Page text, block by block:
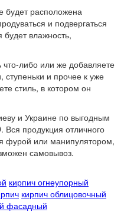
будет расположена
и подвергаться
влажность,
что-либо или же добавляете
ступеньки и прочее к уже
стиль, в котором он
и Украине по выгодным
продукция отличного
фурой или манипулятором,
самовывоз.
кирпич огнеупорный
кирпич облицовочный
фасадный